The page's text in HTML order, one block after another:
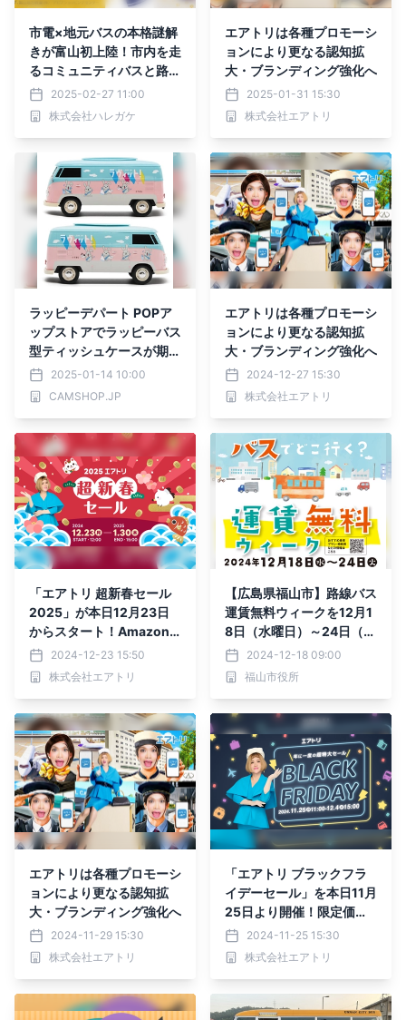
市電×地元バスの本格謎解
きが富山初上陸！市内を走
るコミュニティバスと路面
電車に乗って楽しむリアル
謎解きゲーム、3/1(土)か
ら期間限定で開催
2025-02-27 11:00
株式会社ハレガケ
エアトリは各種プロモーシ
ョンにより更なる認知拡
大・ブランディング強化へ
2025-01-31 15:30
株式会社エアトリ
ラッピーデパート POPア
ップストアでラッピーバス
型ティッシュケースが期間
限定で登場！
2025-01-14 10:00
CAMSHOP.JP
エアトリは各種プロモーシ
ョンにより更なる認知拡
大・ブランディング強化へ
2024-12-27 15:30
株式会社エアトリ
「エアトリ 超新春セール
2025」が本日12月23日
からスタート！Amazon
ギフトカード1万円分や、1
万名様に電子マネーが当た
る！(※)
2024-12-23 15:50
株式会社エアトリ
【広島県福山市】路線バス
運賃無料ウィークを12月1
8日（水曜日）～24日（火
曜日）に実施します
2024-12-18 09:00
福山市役所
エアトリは各種プロモーシ
ョンにより更なる認知拡
大・ブランディング強化へ
2024-11-29 15:30
株式会社エアトリ
「エアトリ ブラックフラ
イデーセール」を本日11月
25日より開催！限定価
格、購入特典、ポイント還
元率UPなどおトク商品多
数！
2024-11-25 15:30
株式会社エアトリ